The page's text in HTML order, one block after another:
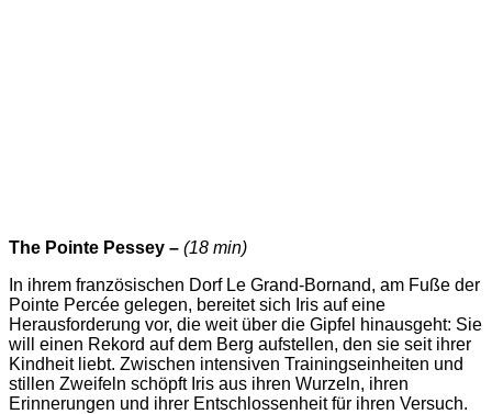
The Pointe Pessey – (18 min)
In ihrem französischen Dorf Le Grand-Bornand, am Fuße der
Pointe Percée gelegen, bereitet sich Iris auf eine
Herausforderung vor, die weit über die Gipfel hinausgeht: Sie
will einen Rekord auf dem Berg aufstellen, den sie seit ihrer
Kindheit liebt. Zwischen intensiven Trainingseinheiten und
stillen Zweifeln schöpft Iris aus ihren Wurzeln, ihren
Erinnerungen und ihrer Entschlossenheit für ihren Versuch.